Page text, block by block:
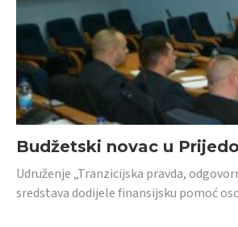
Budžetski novac u
Udruženje „Tranzicijska pravda,
sredstava dodijele finansijsku pomoć